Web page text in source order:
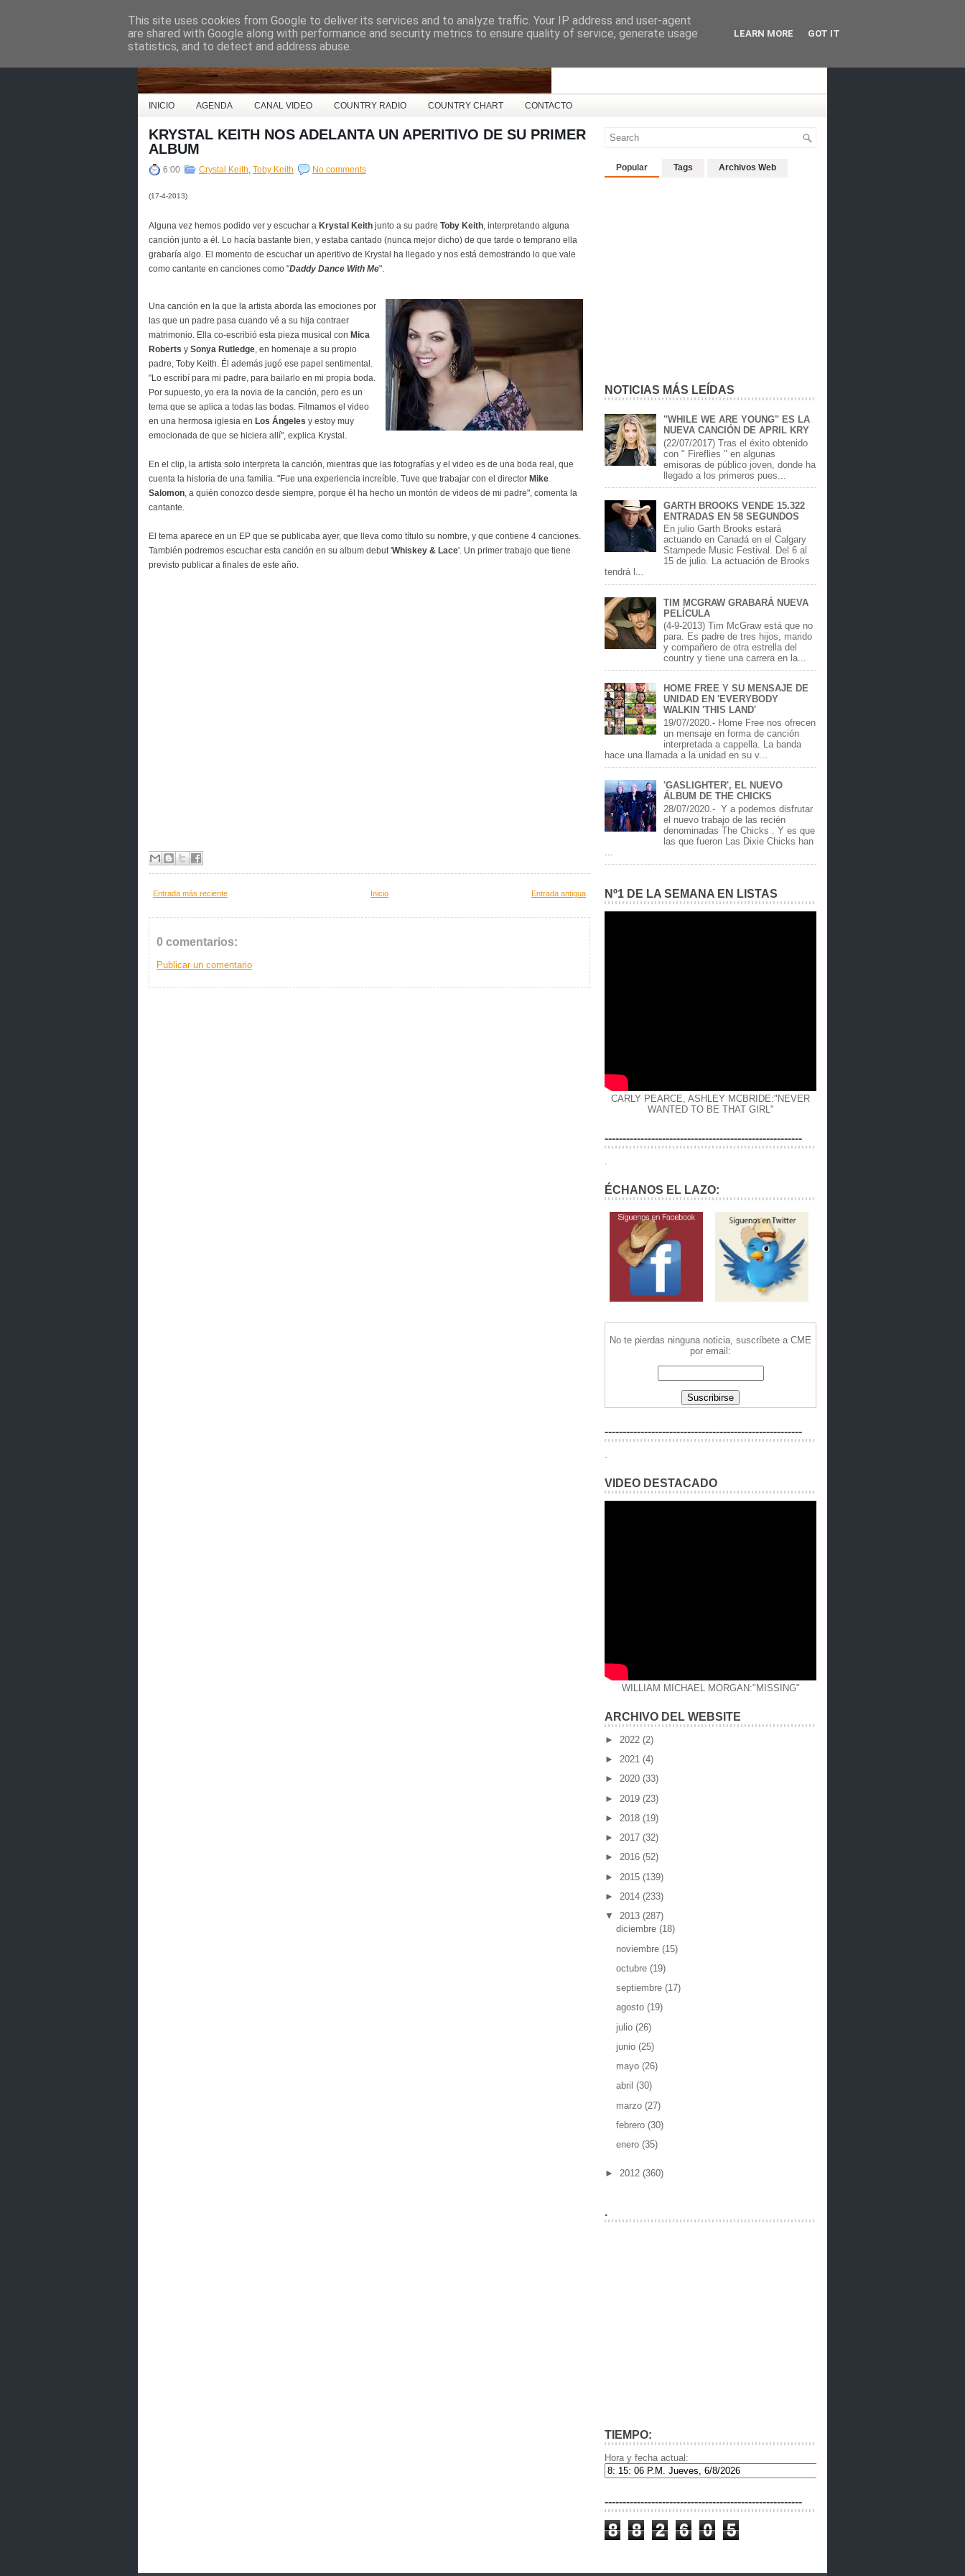
Country Music España
INICIO AGENDA CANAL VIDEO COUNTRY RADIO COUNTRY CHART CONTACTO
KRYSTAL KEITH NOS ADELANTA UN APERITIVO DE SU PRIMER
ALBUM
6:00 Crystal Keith, Toby Keith No comments
(17-4-2013)
Alguna vez hemos podido ver y escuchar a Krystal Keith junto a su padre Toby Keith, interpretando alguna
canción junto a él. Lo hacía bastante bien, y estaba cantado (nunca mejor dicho) de que tarde o temprano ella
grabaría algo. El momento de escuchar un aperitivo de Krystal ha llegado y nos está demostrando lo que vale
como cantante en canciones como "Daddy Dance With Me".
Una canción en la que la artista aborda las emociones por
las que un padre pasa cuando vé a su hija contraer
matrimonio. Ella co-escribió esta pieza musical con Mica
Roberts y Sonya Rutledge, en homenaje a su propio
padre, Toby Keith. Él además jugó ese papel sentimental.
"Lo escribí para mi padre, para bailarlo en mi propia boda.
Por supuesto, yo era la novia de la canción, pero es un
tema que se aplica a todas las bodas. Filmamos el video
en una hermosa iglesia en Los Ángeles y estoy muy
emocionada de que se hiciera allí", explica Krystal.
En el clip, la artista solo interpreta la canción, mientras que las fotografías y el video es de una boda real, que
cuenta la historia de una familia. "Fue una experiencia increíble. Tuve que trabajar con el director Mike
Salomon, a quién conozco desde siempre, porque él ha hecho un montón de videos de mi padre", comenta la
cantante.
El tema aparece en un EP que se publicaba ayer, que lleva como título su nombre, y que contiene 4 canciones.
También podremos escuchar esta canción en su album debut 'Whiskey & Lace'. Un primer trabajo que tiene
previsto publicar a finales de este año.
Entrada más reciente Entrada antigua
Inicio
0 comentarios:
Publicar un comentario
Popular Tags Archivos Web
NOTICIAS MÁS LEÍDAS
"WHILE WE ARE YOUNG" ES LA
NUEVA CANCIÓN DE APRIL KRY
(22/07/2017) Tras el éxito obtenido
con " Fireflies " en algunas
emisoras de público joven, donde ha
llegado a los primeros pues...
GARTH BROOKS VENDE 15.322
ENTRADAS EN 58 SEGUNDOS
En julio Garth Brooks estará
actuando en Canadá en el Calgary
Stampede Music Festival. Del 6 al
15 de julio. La actuación de Brooks
tendrá l...
TIM MCGRAW GRABARÁ NUEVA
PELÍCULA
(4-9-2013) Tim McGraw está que no
para. Es padre de tres hijos, marido
y compañero de otra estrella del
country y tiene una carrera en la...
HOME FREE Y SU MENSAJE DE
UNIDAD EN 'EVERYBODY
WALKIN 'THIS LAND'
19/07/2020.- Home Free nos ofrecen
un mensaje en forma de canción
interpretada a cappella. La banda
hace una llamada a la unidad en su v...
'GASLIGHTER', EL NUEVO
ÁLBUM DE THE CHICKS
28/07/2020.- Y a podemos disfrutar
el nuevo trabajo de las recién
denominadas The Chicks . Y es que
las que fueron Las Dixie Chicks han
Nº1 DE LA SEMANA EN LISTAS
CARLY PEARCE, ASHLEY MCBRIDE:"NEVER
WANTED TO BE THAT GIRL"
-------------------------------------------------------
ÉCHANOS EL LAZO:
No te pierdas ninguna noticia, suscríbete a CME
por email:
-------------------------------------------------------
VIDEO DESTACADO
WILLIAM MICHAEL MORGAN:"MISSING"
ARCHIVO DEL WEBSITE
► 2022 (2)
► 2021 (4)
► 2020 (33)
► 2019 (23)
► 2018 (19)
► 2017 (32)
► 2016 (52)
► 2015 (139)
► 2014 (233)
▼ 2013 (287)
diciembre (18)
noviembre (15)
octubre (19)
septiembre (17)
agosto (19)
julio (26)
junio (25)
mayo (26)
abril (30)
marzo (27)
febrero (30)
enero (35)
► 2012 (360)
.
TIEMPO:
Hora y fecha actual:
-------------------------------------------------------
8 8 2 6 0 5
This site uses cookies from Google to deliver its services and to analyze traffic. Your IP address and user-agent
are shared with Google along with performance and security metrics to ensure quality of service, generate usage
statistics, and to detect and address abuse.
LEARN MORE GOT IT